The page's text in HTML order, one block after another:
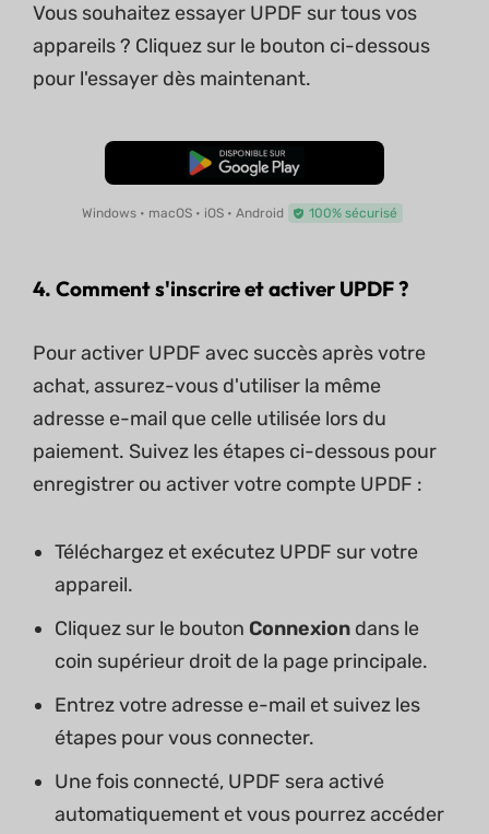
Vous souhaitez essayer UPDF sur tous vos
appareils ? Cliquez sur le bouton ci-dessous
pour l'essayer dès maintenant.
TÉLÉCHARGER
Windows • macOS • iOS • Android 100% sécurisé
4. Comment s'inscrire et activer UPDF ?
Pour activer UPDF avec succès après votre
achat, assurez-vous d'utiliser la même
adresse e-mail que celle utilisée lors du
paiement. Suivez les étapes ci-dessous pour
enregistrer ou activer votre compte UPDF :
Téléchargez et exécutez UPDF sur votre
appareil.
Cliquez sur le bouton Connexion dans le
coin supérieur droit de la page principale.
Entrez votre adresse e-mail et suivez les
étapes pour vous connecter.
Une fois connecté, UPDF sera activé
automatiquement et vous pourrez accéder